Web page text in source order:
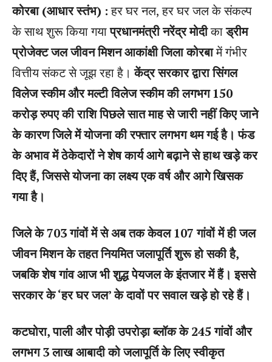
कोरबा (आधार स्तंभ) :हर घर नल, हर घर जल के संकल्प
के साथ शुरू किया गयाप्रधानमंत्री नरेंद्र मोदीकाड्रीम
प्रोजेक्ट जल जीवन मिशन आकांक्षी जिला कोरबामें गंभीर
वित्तीय संकट से जूझ रहा है।केंद्र सरकार द्वारा सिंगल
विलेज स्कीम और मल्टी विलेज स्कीम की लगभग 150
करोड़ रुपए की राशि पिछले सात माह से जारी नहीं किए जाने
के कारण जिले में योजना की रफ्तार लगभग थम गई है। फंड
के अभाव में ठेकेदारों ने शेष कार्य आगे बढ़ाने से हाथ खड़े कर
दिए हैं, जिससे योजना का लक्ष्य एक वर्ष और आगे खिसक
गया है।
जिले के 703 गांवों में से अब तक केवल 107 गांवों में ही जल
जीवन मिशन के तहत नियमित जलापूर्ति शुरू हो सकी है,
जबकि शेष गांव आज भी शुद्ध पेयजल के इंतजार में हैं। इससे
सरकार के ‘हर घर जल’ के दावों पर सवाल खड़े हो रहे हैं।
कटघोरा, पाली और पोड़ी उपरोड़ा ब्लॉक के 245 गांवों और
लगभग 3 लाख आबादी को जलापूर्ति के लिए स्वीकृत